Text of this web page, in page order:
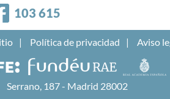
Facebook
103 615
Política de privacidad Aviso
Serrano, 187 - Madrid 28002